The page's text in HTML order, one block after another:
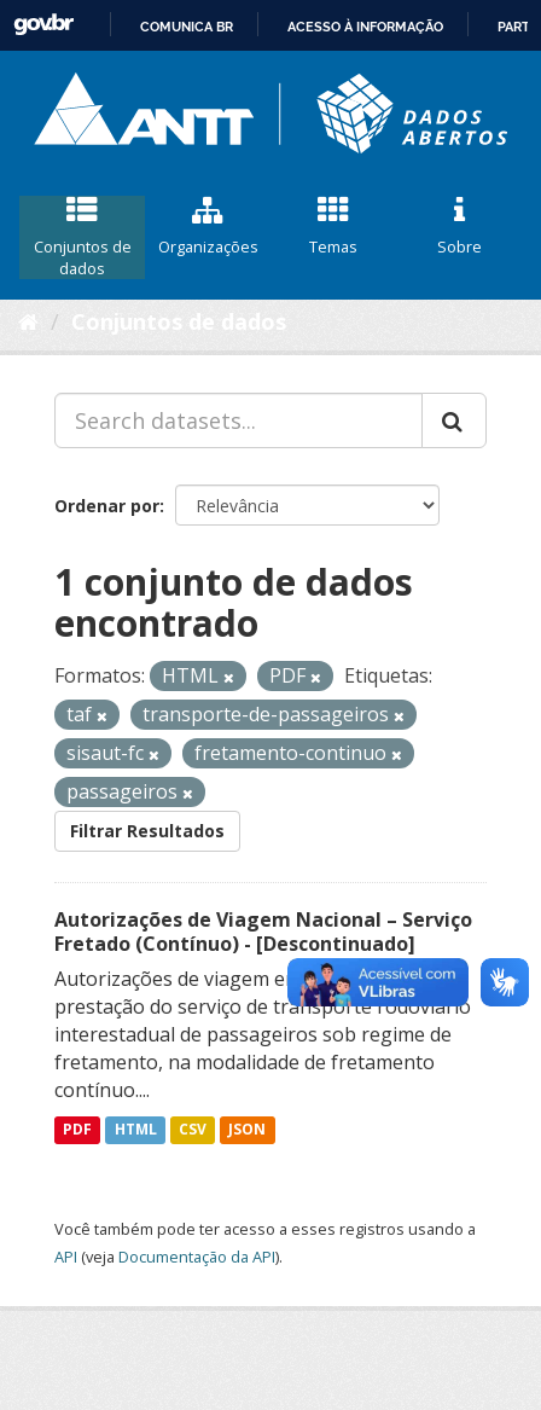
CONTEÚDO
COMUNICA BR ACESSO À INFORMAÇÃO
Conjuntos de
dados
Organizações Temas Sobre
Ordenar por
1 conjunto de dados
encontrado
Formatos: HTML PDF
Etiquetas:
taf
transporte-de-passageiros
sisaut-fc
fretamento-continuo
passageiros
Filtrar Resultados
Autorizações de Viagem Nacional – Serviço
Fretado (Contínuo) - [Descontinuado]
Autorizações de viagem emitidas para a
prestação do serviço de transporte rodoviário
interestadual de passageiros sob regime de
fretamento, na modalidade de fretamento
contínuo....
PDF HTML CSV JSON
Você também pode ter acesso a esses registros usando a
API (veja Documentação da API).